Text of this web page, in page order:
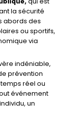
la sécurité
abords des
ou sportifs,
via
indéniable,
prévention
réel ou
événement
un